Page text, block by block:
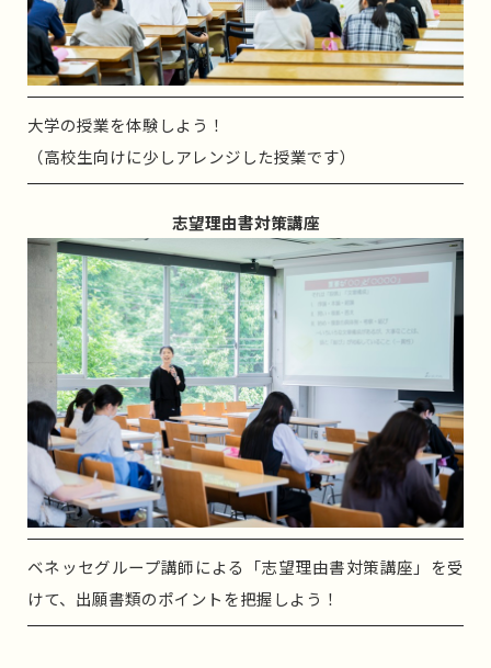
大学の授業を体験しよう！
（高校生向けに少しアレンジした授業です）
志望理由書対策講座
ベネッセグループ講師による「志望理由書対策講座」を受
けて、出願書類のポイントを把握しよう！